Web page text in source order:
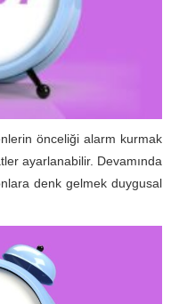
önceliği alarm kurmak
ayarlanabilir. Devamında
denk gelmek duygusal